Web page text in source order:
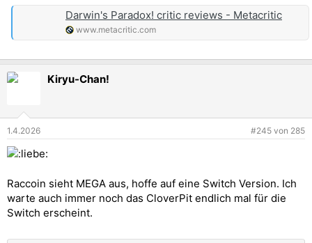
Darwin's Paradox! critic reviews - Metacritic
www.metacritic.com
Kiryu-Chan!
1.4.2026 #245 von 285
Raccoin sieht MEGA aus, hoffe auf eine Switch Version. Ich
warte auch immer noch das CloverPit endlich mal für die
Switch erscheint.